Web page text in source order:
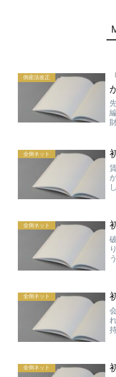
倒産法改正
全倒ネット
全倒ネット
全倒ネット
全倒ネット